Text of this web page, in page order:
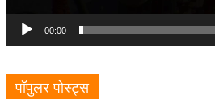
00:00
पॉपुलर पोस्ट्स